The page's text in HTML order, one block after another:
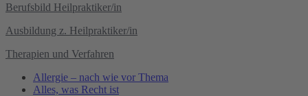
Berufsbild Heilpraktiker/in
Ausbildung z. Heilpraktiker/in
Therapien und Verfahren
Allergie – nach wie vor Thema
Alles, was Recht ist